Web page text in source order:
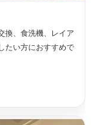
換、食洗機、レイア
たい方におすすめで